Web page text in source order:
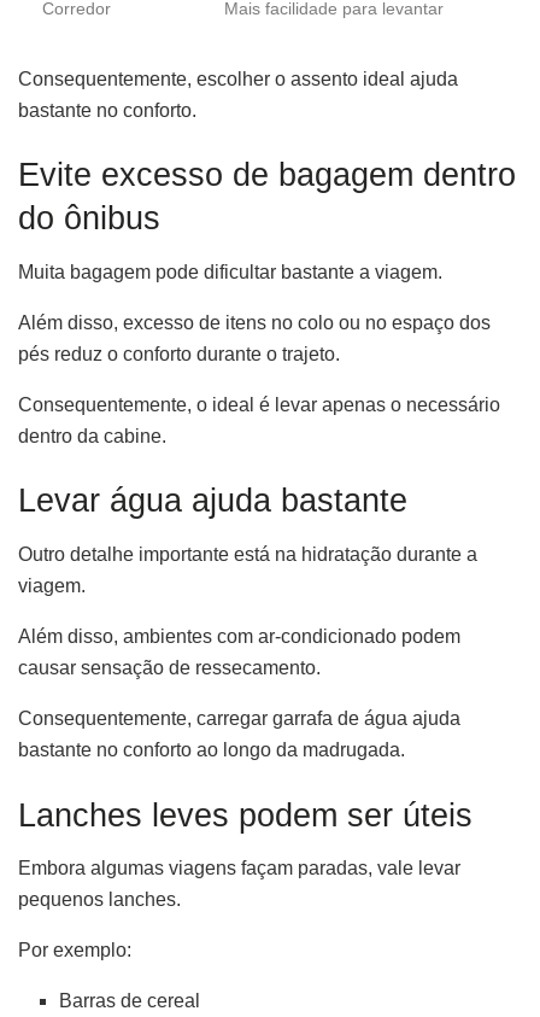
Corredor Mais facilidade para levantar
Consequentemente, escolher o assento ideal ajuda
bastante no conforto.
Evite excesso de bagagem dentro
do ônibus
Muita bagagem pode dificultar bastante a viagem.
Além disso, excesso de itens no colo ou no espaço dos
pés reduz o conforto durante o trajeto.
Consequentemente, o ideal é levar apenas o necessário
dentro da cabine.
Levar água ajuda bastante
Outro detalhe importante está na hidratação durante a
viagem.
Além disso, ambientes com ar-condicionado podem
causar sensação de ressecamento.
Consequentemente, carregar garrafa de água ajuda
bastante no conforto ao longo da madrugada.
Lanches leves podem ser úteis
Embora algumas viagens façam paradas, vale levar
pequenos lanches.
Por exemplo:
Barras de cereal